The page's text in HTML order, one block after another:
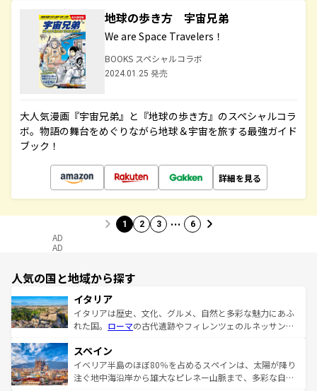
地球の歩き方 宇宙兄弟
We are Space Travelers！
BOOKS スペシャルコラボ
2024.01.25 発売
大人気漫画『宇宙兄弟』と『地球の歩き方』のスペシャルコラ
ボ。物語の舞台をめぐりながら地球＆宇宙を旅する最強ガイド
ブック！
詳細を見る
1 2 3 … 6
AD
AD
人気の国と地域から探す
イタリア
イタリアは歴史、文化、グルメ、自然と多彩な魅力にあふ
れた国。 ローマの古代遺跡やフィレンツェのルネッサンス
ろん、トスカーナの美しい田園風景やアマルフィ海岸の絶
景など、自然景観も見逃せない。観光の合間には、本場の
ピザやパスタなど、絶品のイタリア料理を堪能することも
スペイン
イベリア半島のほぼ80％を占めるスペインは、太陽が降り
注ぐ地中海沿岸から雄大なピレネー山脈まで、多彩な自然